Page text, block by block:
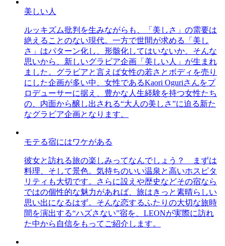
美しい人
ルッキズム批判を生みながらも、「美しさ」の需要は
絶えることのない現代。一方で世間が求める「美し
さ」はパターン化し、形骸化してはいないか、そんな
思いから、新しいグラビア企画「美しい人」が生まれ
ました。グラビアと言えば女性の若さとボディを売り
にした企画が多い中、女性であるKaori Oguriさんをプ
ロデューサーに据え、豊かな人生経験を持つ女性たち
の、内面から醸し出される“大人の美しさ”に迫る新た
なグラビア企画となります。
モテる宿にはワケがある
彼女と訪れる旅の楽しみってなんでしょう？ まずは
料理、そして景色。気持ちのいい温泉と高いホスピタ
リティも大切です。さらに設えや歴史などその宿なら
ではの個性的な魅力があれば、旅はきっと素晴らしい
思い出になるはず。そんな恋するふたりの大切な旅時
間を演出する“ハズさない”宿を、LEONが実際に訪れ
た中から自信をもってご紹介します。